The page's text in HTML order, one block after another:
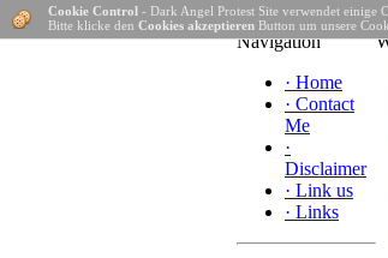
Navigation
· Home
· Contact
Me
·
Disclaimer
· Link us
· Links
Cookie Control - Dark Angel Protest Site verwendet einige
Bitte klicke den Cookies akzeptieren Button um unsere